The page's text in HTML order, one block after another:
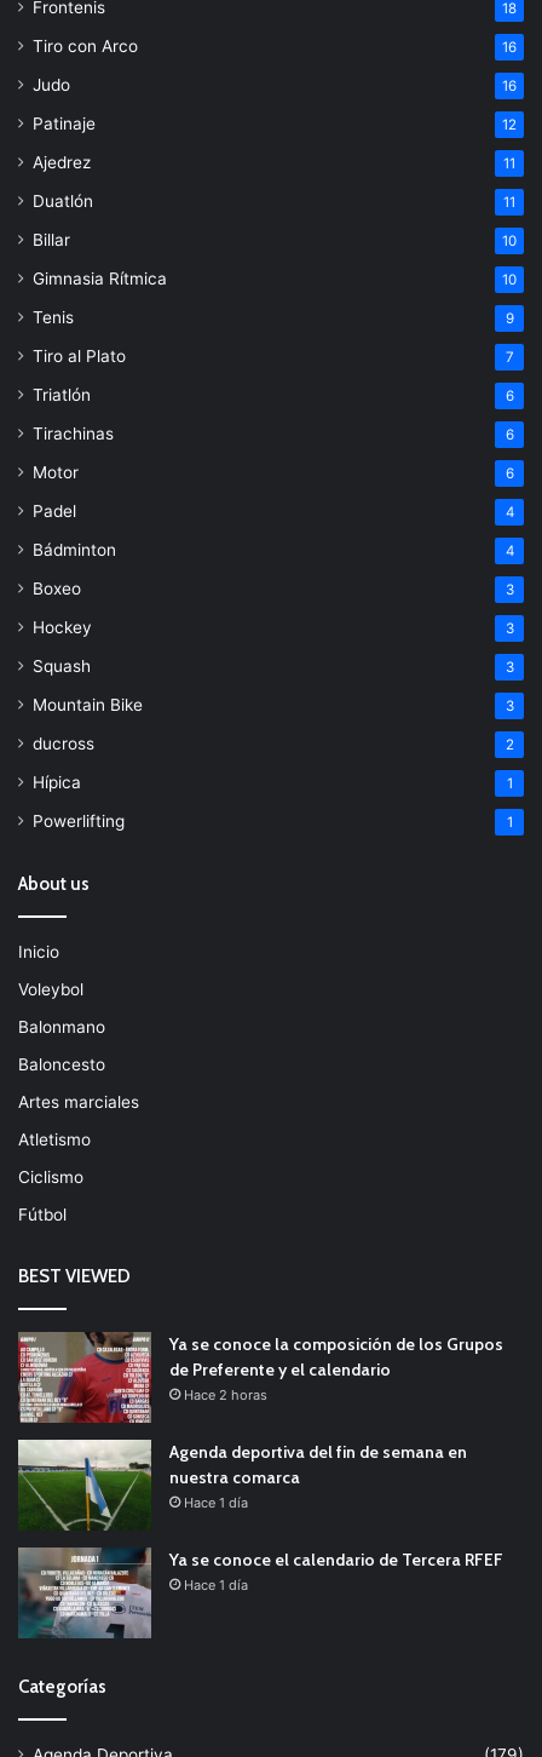
Frontenis 18
Tiro con Arco 16
Judo 16
Patinaje 12
Ajedrez 11
Duatlón 11
Billar 10
Gimnasia Rítmica 10
Tenis 9
Tiro al Plato 7
Triatlón 6
Tirachinas 6
Motor 6
Padel 4
Bádminton 4
Boxeo 3
Hockey 3
Squash 3
Mountain Bike 3
ducross 2
Hípica 1
Powerlifting 1
About us
Inicio
Voleybol
Balonmano
Baloncesto
Artes marciales
Atletismo
Ciclismo
Fútbol
BEST VIEWED
Ya se conoce la composición de los Grupos
de Preferente y el calendario
Hace 2 horas
Agenda deportiva del fin de semana en
nuestra comarca
Hace 1 día
Ya se conoce el calendario de Tercera RFEF
Hace 1 día
Categorías